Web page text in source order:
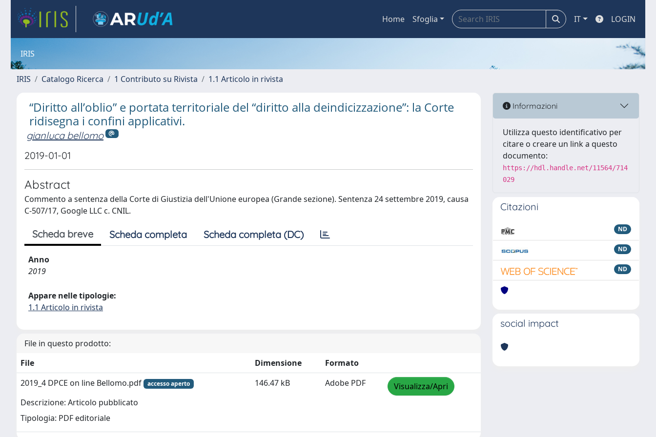
Home Sfoglia IT LOGIN
IRIS
IRIS Catalogo Ricerca 1 Contributo su Rivista 1.1 Articolo in rivista
“Diritto all’oblio” e portata territoriale del “diritto alla deindicizzazione”: la Corte
ridisegna i confini applicativi.
gianluca bellomo
2019-01-01
Abstract
Commento a sentenza della Corte di Giustizia dell'Unione europea (Grande sezione). Sentenza 24 settembre 2019, causa
C-507/17, Google LLC c. CNIL.
Scheda breve Scheda completa Scheda completa (DC)
Anno
2019
Appare nelle tipologie:
1.1 Articolo in rivista
File in questo prodotto:
File
Dimensione
Formato
2019_4 DPCE on line Bellomo.pdf
accesso aperto
Descrizione: Articolo pubblicato
Tipologia: PDF editoriale
146.47 kB Adobe PDF Visualizza/Apri
Informazioni
Utilizza questo identificativo per
citare o creare un link a questo
documento:
https://hdl.handle.net/11564/714
029
Citazioni
ND
ND
ND
social impact